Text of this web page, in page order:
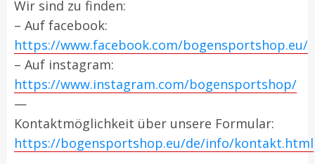
Wir sind zu finden:
– Auf facebook:
https://www.facebook.com/bogensportshop.eu/
– Auf instagram:
https://www.instagram.com/bogensportshop/
—
Kontaktmöglichkeit über unsere Formular:
https://bogensportshop.eu/de/info/kontakt.html